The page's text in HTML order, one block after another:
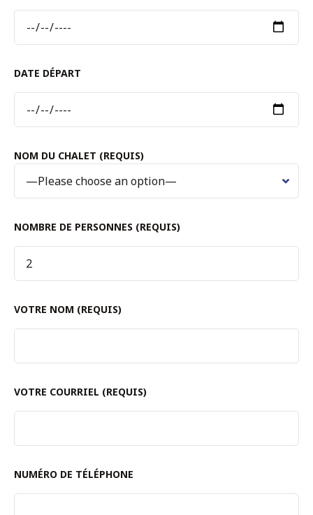
DATE DÉPART
NOM DU CHALET (REQUIS)
NOMBRE DE PERSONNES (REQUIS)
VOTRE NOM (REQUIS)
VOTRE COURRIEL (REQUIS)
NUMÉRO DE TÉLÉPHONE